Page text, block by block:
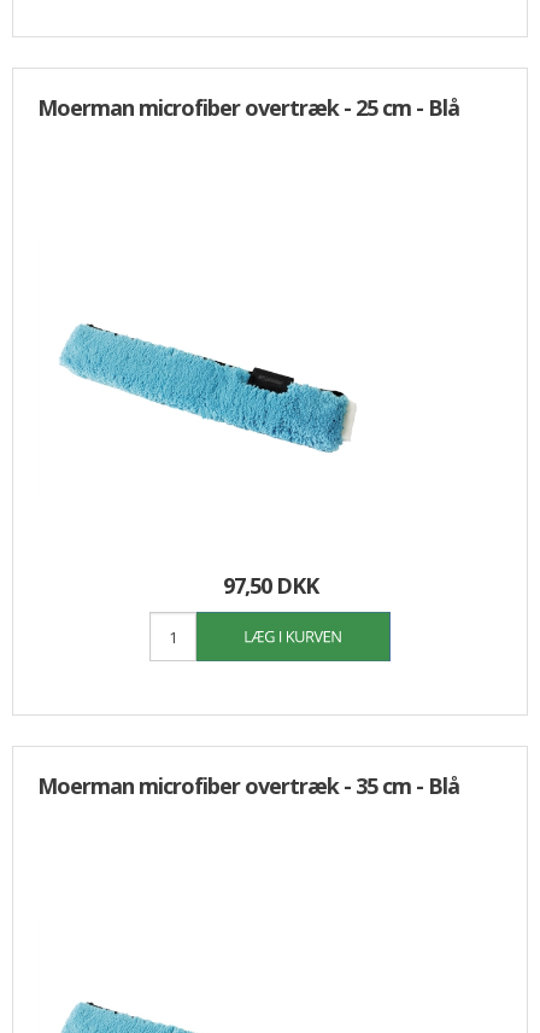
Moerman microfiber overtræk - 25 cm - Blå
97,50 DKK
Moerman microfiber overtræk - 35 cm - Blå